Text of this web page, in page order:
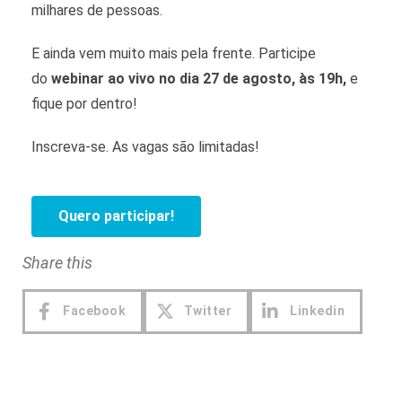
Share this
Facebook Twitter Linkedin
milhares de pessoas.
E ainda vem muito mais pela frente. Participe
do webinar ao vivo no dia 27 de agosto, às 19h, e
fique por dentro!
Inscreva-se. As vagas são limitadas!
Quero participar!